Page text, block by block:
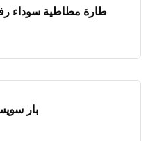
طارة مطاطية سوداء رفيعة
بار